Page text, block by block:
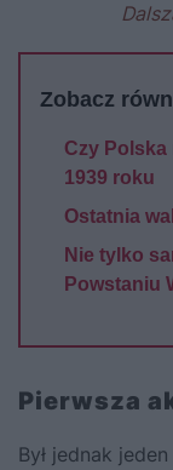
Zobacz
Czy Polska
1939 roku
Ostatnia
Nie tylko
Powstaniu
Pierwsza
Był jednak